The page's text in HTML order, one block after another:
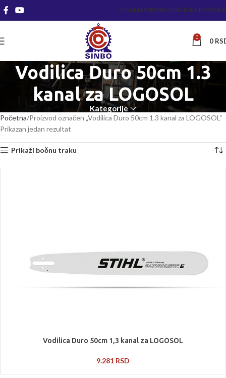
O NAMASERVISKORISNIČKA PODRŠKA
0 0
Vodilica Duro 50cm 1.3
kanal za LOGOSOL
Kategorije
Početna Proizvod označen „Vodilica Duro 50cm 1.3 kanal za LOGOSOL“
Prikazan jedan rezultat
Prikaži bočnu traku
Vodilica Duro 50cm 1,3 kanal za LOGOSOL
9.281 RSD